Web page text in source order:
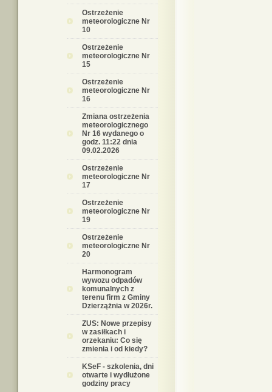
Ostrzeżenie
meteorologiczne Nr
10
Ostrzeżenie
meteorologiczne Nr
15
Ostrzeżenie
meteorologiczne Nr
16
Zmiana ostrzeżenia
meteorologicznego
Nr 16 wydanego o
godz. 11:22 dnia
09.02.2026
Ostrzeżenie
meteorologiczne Nr
17
Ostrzeżenie
meteorologiczne Nr
19
Ostrzeżenie
meteorologiczne Nr
20
Harmonogram
wywozu odpadów
komunalnych z
terenu firm z Gminy
Dzierzążnia w 2026r.
ZUS: Nowe przepisy
w zasiłkach i
orzekaniu: Co się
zmienia i od kiedy?
KSeF - szkolenia, dni
otwarte i wydłużone
godziny pracy